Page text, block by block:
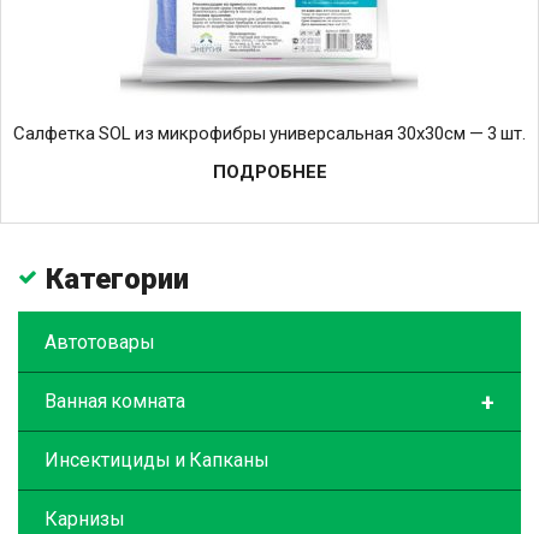
Салфетка SOL из микрофибры универсальная 30х30см — 3 шт.
ПОДРОБНЕЕ
Категории
Автотовары
+
Ванная комната
Инсектициды и Капканы
Карнизы